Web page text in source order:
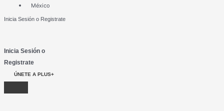
México
Inicia Sesión o Registrate
Inicia Sesión o
Registrate
ÚNETE A PLUS+